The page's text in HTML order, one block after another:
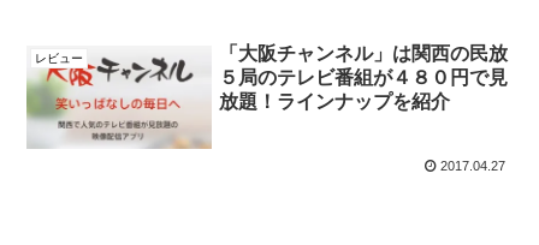
レビュー
「大阪チャンネル」は関西の民放
５局のテレビ番組が４８０円で見
放題！ラインナップを紹介
2017.04.27